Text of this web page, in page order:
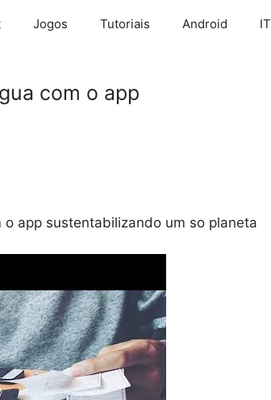
Jogos Tutoriais Android IT
com o app
app sustentabilizando um so planeta